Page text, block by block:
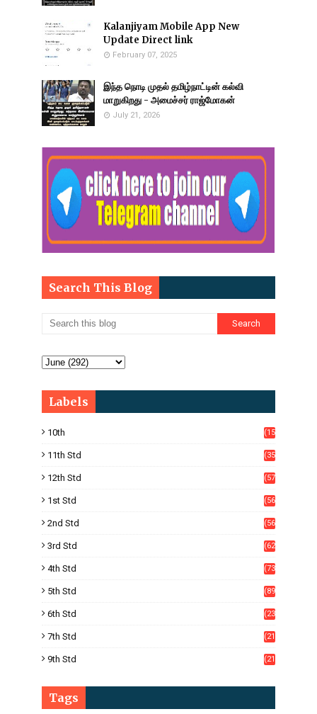
Kalanjiyam Mobile App New
Update Direct link
February 07, 2025
இந்த நொடி முதல் தமிழ்நாட்டின் கல்வி
மாறுகிறது - அமைச்சர் ராஜ்மோகன்
July 21, 2026
Search This Blog
Labels
10th
(15
11th Std
(35
12th Std
(57
1st Std
(56
2nd Std
(56
3rd Std
(62
4th Std
(73
5th Std
(89
6th Std
(23
7th Std
(21
9th Std
(21
Tags